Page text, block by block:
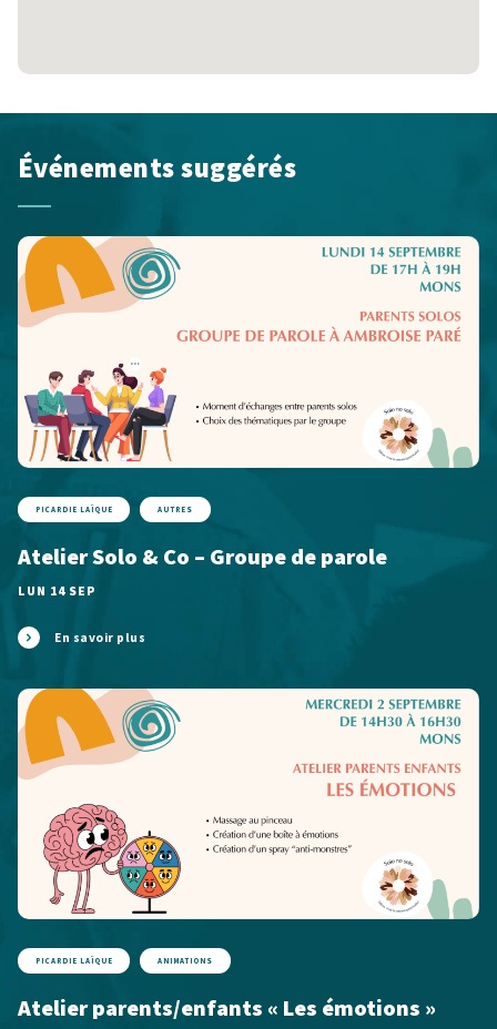
Événements suggérés
PICARDIE LAÏQUE AUTRES
Atelier Solo & Co – Groupe de parole
LUN 14 SEP
En savoir plus
PICARDIE LAÏQUE ANIMATIONS
Atelier parents/enfants « Les émotions »